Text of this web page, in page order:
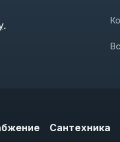
.
Сантехника